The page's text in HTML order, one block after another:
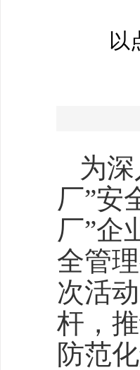
以
为
厂”安
厂”企
全管
次活
杆，
防范